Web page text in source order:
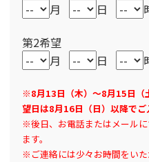
月
日
第2希望
月
日
※8月13日（木）～8月15日（
望日は8月16日（日）以降でご
※後日、お電話またはメール
ます。
※ご連絡には少々お時間をい